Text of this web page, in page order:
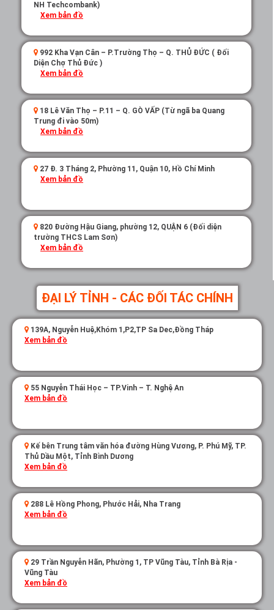
NH Techcombank)
Xem bản đồ
992 Kha Vạn Cân – P.Trường Thọ – Q. THỦ ĐỨC ( Đối
Diện Chợ Thủ Đức )
Xem bản đồ
18 Lê Văn Thọ – P.11 – Q. GÒ VẤP (Từ ngã ba Quang
Trung đi vào 50m)
Xem bản đồ
27 Đ. 3 Tháng 2, Phường 11, Quận 10, Hồ Chí Minh
Xem bản đồ
820 Đường Hậu Giang, phường 12, QUẬN 6 (Đối diện
trường THCS Lam Sơn)
Xem bản đồ
ĐẠI LÝ TỈNH - CÁC ĐỐI TÁC CHÍNH
139A, Nguyễn Huệ,Khóm 1,P2,TP Sa Dec,Đồng Tháp
Xem bản đồ
55 Nguyễn Thái Học – TP.Vinh – T. Nghệ An
Xem bản đồ
Kế bên Trung tâm văn hóa đường Hùng Vương, P. Phú Mỹ, TP.
Thủ Dầu Một, Tỉnh Bình Dương
Xem bản đồ
288 Lê Hồng Phong, Phước Hải, Nha Trang
Xem bản đồ
29 Trần Nguyễn Hãn, Phường 1, TP Vũng Tàu, Tỉnh Bà Rịa -
Vũng Tàu
Xem bản đồ